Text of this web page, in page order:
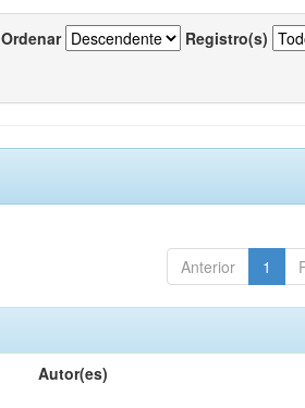
Ordenar Registro(s)
Anterior 1
Autor(es)